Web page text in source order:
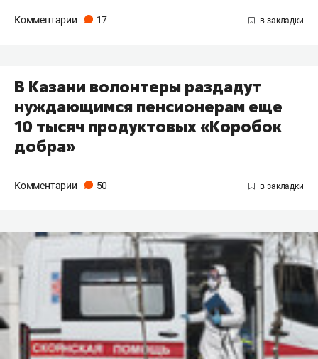
Комментарии 17
В Казани волонтеры раздадут
нуждающимся пенсионерам еще
10 тысяч продуктовых «Коробок
добра»
Комментарии 50